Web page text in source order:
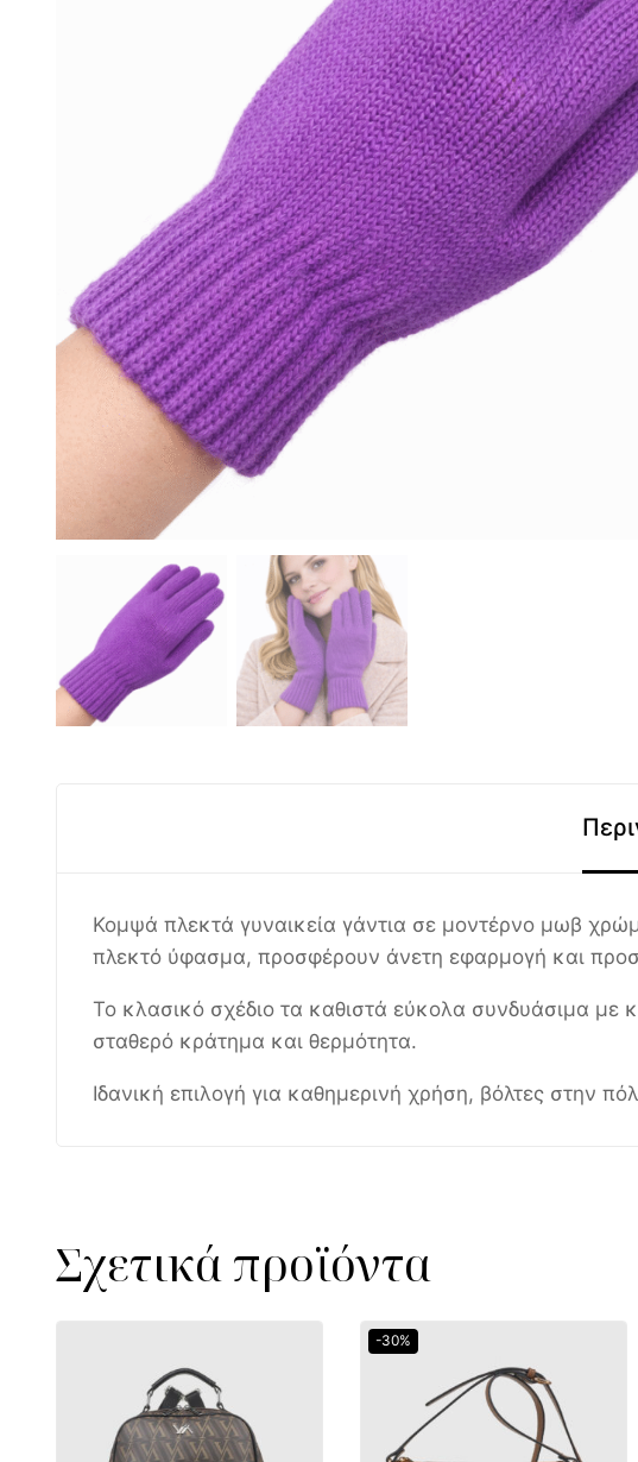
Κομψά πλεκτά γυναικεία γάντια σε μοντέρνο μωβ
πλεκτό ύφασμα, προσφέρουν άνετη εφαρμογή και
Το κλασικό σχέδιο τα καθιστά εύκολα συνδυάσιμα με
σταθερό κράτημα και θερμότητα.
Ιδανική επιλογή για καθημερινή χρήση, βόλτες στην
Σχετικά προϊόντα
-30%